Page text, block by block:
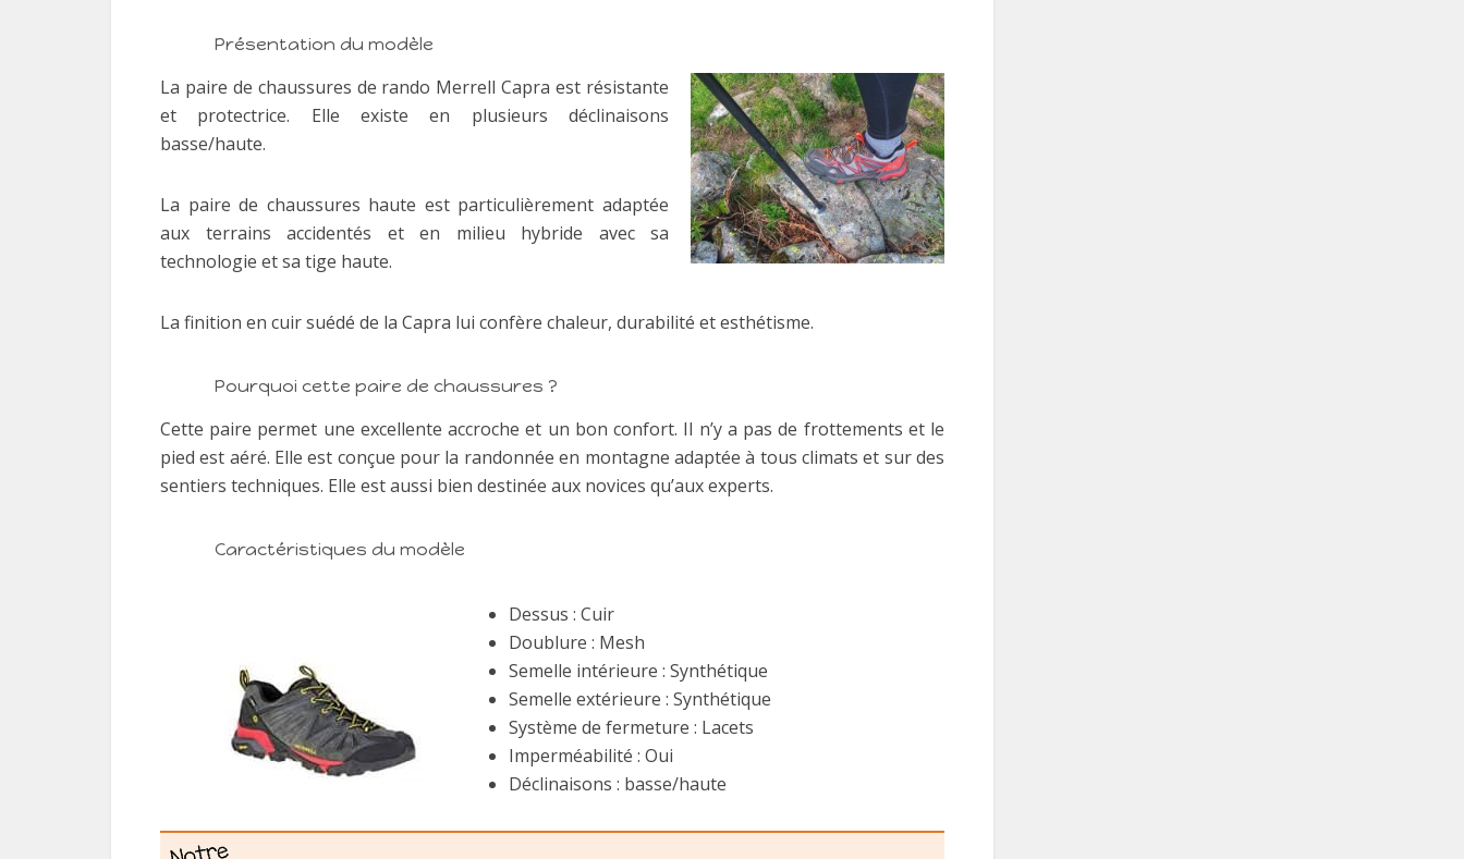
Présentation du modèle
La paire de chaussures de rando Merrell Capra est résistante
et protectrice. Elle existe en plusieurs déclinaisons
basse/haute.
La paire de chaussures haute est particulièrement adaptée
aux terrains accidentés et en milieu hybride avec sa
technologie et sa tige haute.
La finition en cuir suédé de la Capra lui confère chaleur, durabilité et esthétisme.
Pourquoi cette paire de chaussures ?
Cette paire permet une excellente accroche et un bon confort. Il n’y a pas de frottements et le
pied est aéré. Elle est conçue pour la randonnée en montagne adaptée à tous climats et sur des
sentiers techniques. Elle est aussi bien destinée aux novices qu’aux experts.
Caractéristiques du modèle
Dessus : Cuir
Doublure : Mesh
Semelle intérieure : Synthétique
Semelle extérieure : Synthétique
Système de fermeture : Lacets
Imperméabilité : Oui
Déclinaisons : basse/haute